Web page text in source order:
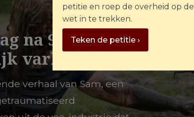
na 9 jaar
varken zijn
verhaal van Sam, een
petitie en roep de overheid op de
wet in te trekken.
Teken de petitie ›